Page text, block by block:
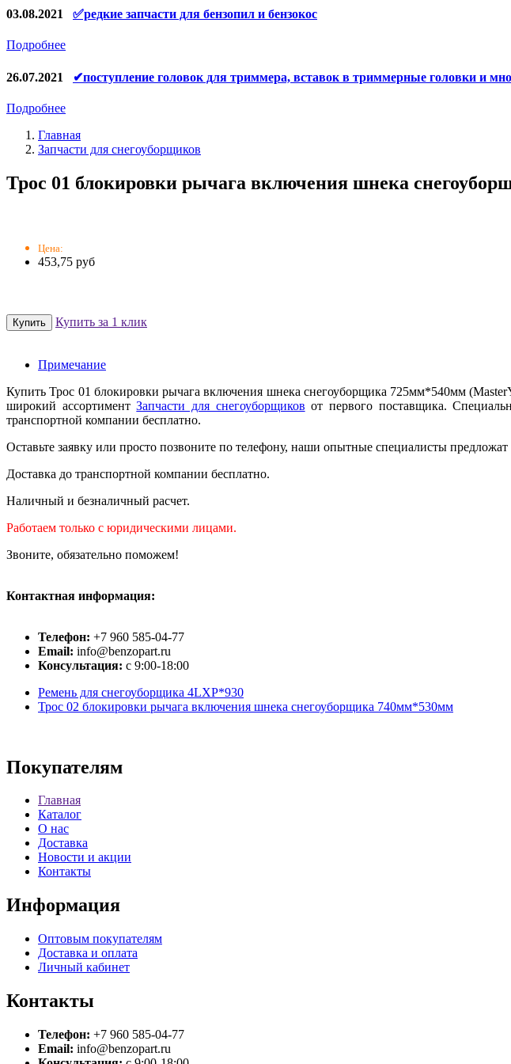
Щётки, щёточные узлы
Ремни для электроинструмента
03.08.2021 ✅редкие запчасти для бензопил и бензокос
Подробнее
26.07.2021 ✔поступление головок для триммера, вставок в триммерные головки и
Подробнее
Главная
Запчасти для снегоуборщиков
Трос 01 блокировки рычага включения шнека
Цена:
453,75 руб
Купить за 1 клик
Примечание
Купить Трос 01 блокировки рычага включения шнека снегоуборщика 725мм*540мм
широкий ассортиментЗапчасти для снегоуборщиков от первого поставщика.
транспортной компании бесплатно.
Оставьте заявку или просто позвоните по телефону, наши опытные специалисты
Доставка до транспортной компании бесплатно.
Наличный и безналичный расчет.
Работаем только с юридическими лицами.
Звоните, обязательно поможем!
Контактная информация:
Телефон: +7 960 585-04-77
Email: info@benzopart.ru
Консультация: с 9:00-18:00
Ремень для снегоуборщика 4LXP*930
Трос 02 блокировки рычага включения шнека снегоуборщика 740мм*530мм
Покупателям
Главная
Каталог
О нас
Доставка
Новости и акции
Контакты
Информация
Оптовым покупателям
Доставка и оплата
Личный кабинет
Контакты
Телефон: +7 960 585-04-77
Email: info@benzopart.ru